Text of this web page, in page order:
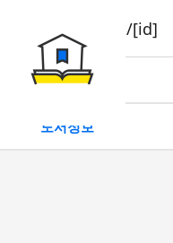
book/rent/[id]
대여
도서정보